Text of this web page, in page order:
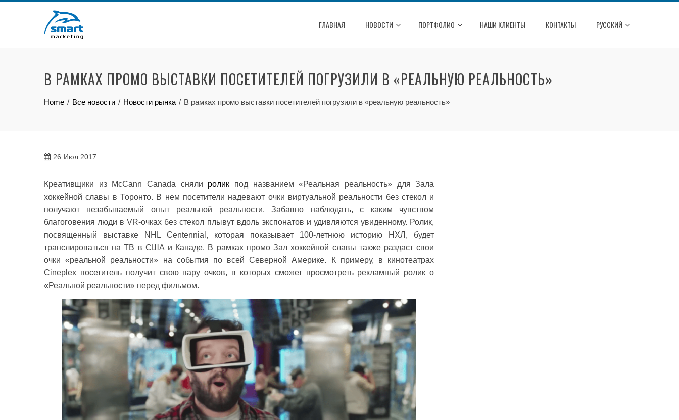
ГЛАВНАЯ НОВОСТИ ПОРТФОЛИО НАШИ КЛИЕНТЫ КОНТАКТЫ РУССКИЙ
В РАМКАХ ПРОМО ВЫСТАВКИ ПОСЕТИТЕЛЕЙ ПОГРУЗИЛИ В «РЕАЛЬНУЮ РЕАЛЬНОСТЬ»
Home Все новости Новости рынка В рамках промо выставки посетителей погрузили в «реальную реальность»
26 Июл 2017
Креативщики из McCann Canada сняли ролик под названием «Реальная реальность» для Зала
хоккейной славы в Торонто. В нем посетители надевают очки виртуальной реальности без стекол и
получают незабываемый опыт реальной реальности. Забавно наблюдать, с каким чувством
благоговения люди в VR-очках без стекол плывут вдоль экспонатов и удивляются увиденному. Ролик,
посвященный выставке NHL Centennial, которая показывает 100-летнюю историю НХЛ, будет
транслироваться на ТВ в США и Канаде. В рамках промо Зал хоккейной славы также раздаст свои
очки «реальной реальности» на события по всей Северной Америке. К примеру, в кинотеатрах
Cineplex посетитель получит свою пару очков, в которых сможет просмотреть рекламный ролик о
«Реальной реальности» перед фильмом.